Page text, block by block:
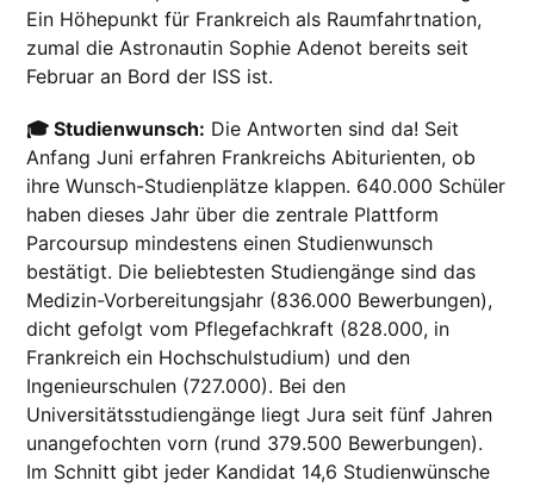
Ein Höhepunkt für Frankreich als Raumfahrtnation,
zumal die Astronautin Sophie Adenot bereits seit
Februar an Bord der ISS ist.
🎓 Studienwunsch: Die Antworten sind da! Seit
Anfang Juni erfahren Frankreichs Abiturienten, ob
ihre Wunsch-Studienplätze klappen. 640.000 Schüler
haben dieses Jahr über die zentrale Plattform
Parcoursup mindestens einen Studienwunsch
bestätigt. Die beliebtesten Studiengänge sind das
Medizin-Vorbereitungsjahr (836.000 Bewerbungen),
dicht gefolgt vom Pflegefachkraft (828.000, in
Frankreich ein Hochschulstudium) und den
Ingenieurschulen (727.000). Bei den
Universitätsstudiengänge liegt Jura seit fünf Jahren
unangefochten vorn (rund 379.500 Bewerbungen).
Im Schnitt gibt jeder Kandidat 14,6 Studienwünsche